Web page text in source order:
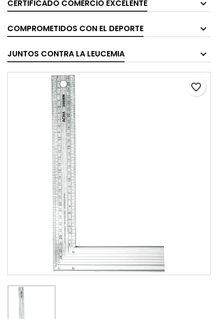
CERTIFICADO COMERCIO EXCELENTE
COMPROMETIDOS CON EL DEPORTE
JUNTOS CONTRA LA LEUCEMIA
favorite_border